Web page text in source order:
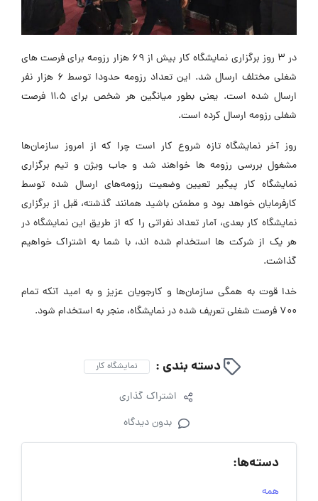
در 3 روز برگزاری نمایشگاه کار بیش از 69 هزار رزومه برای فرصت های
شغلی مختلف ارسال شد. این تعداد رزومه حدودا توسط 6 هزار نفر
ارسال شده است. یعنی بطور میانگین هر شخص برای 11.5 فرصت
شغلی رزومه ارسال کرده است.
روز آخر نمایشگاه تازه شروع کار است چرا که از امروز سازمان‌ها
مشغول بررسی رزومه ها خواهند شد و جاب ویژن و تیم برگزاری
نمایشگاه کار پیگیر تعیین وضعیت رزومه‌های ارسال شده توسط
کارفرمایان خواهد بود و مطمئن باشید همانند گذشته، قبل از برگزاری
نمایشگاه کار بعدی، آمار تعداد نفراتی را که از طریق این نمایشگاه در
هر یک از شرکت ها استخدام شده اند، با شما به اشتراک خواهیم
گذاشت.
خدا قوت به همگی سازمان‌ها و کارجویان عزیز و به امید آنکه تمام
700 فرصت شغلی تعریف شده در نمایشگاه، منجر به استخدام شود.
دسته بندی : نمایشگاه کار
اشتراک گذاری
بدون دیدگاه
دسته‌ها:
همه